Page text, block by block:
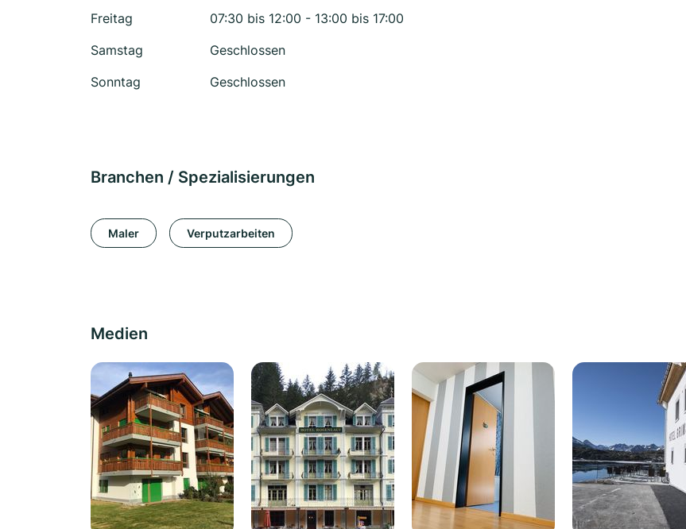
Freitag
07:30 bis 12:00 - 13:00 bis 17:00
Samstag
Geschlossen
Sonntag
Geschlossen
Branchen / Spezialisierungen
Maler Verputzarbeiten
Medien